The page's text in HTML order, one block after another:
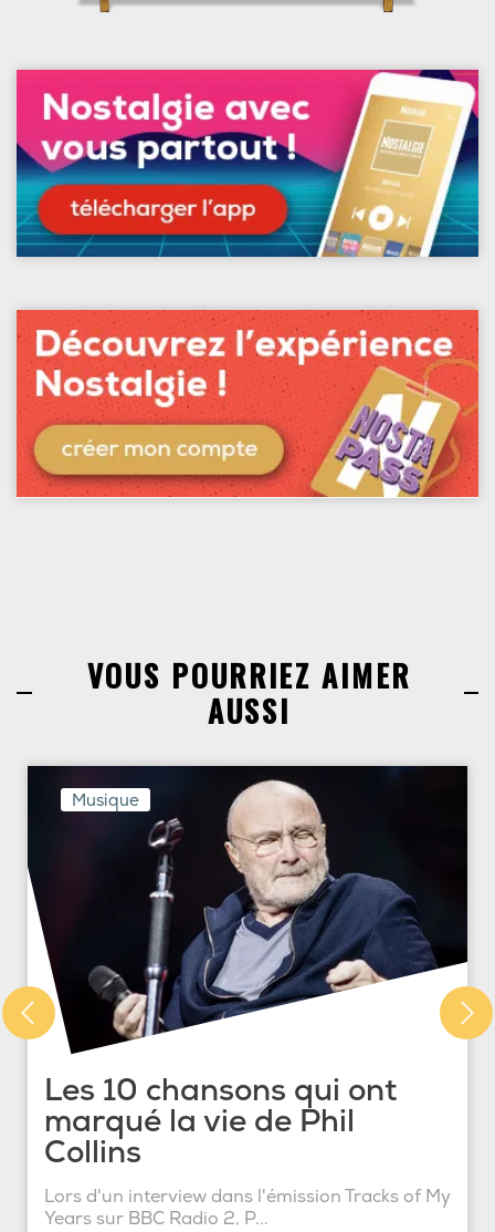
VOUS POURRIEZ AIMER
AUSSI
Musique
Les 10 chansons qui ont
marqué la vie de Phil
Collins
Lors d'un interview dans l'émission Tracks of My
Years sur BBC Radio 2, P...